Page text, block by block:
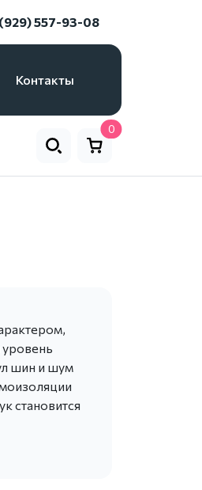
557-93-08
Контакты
0
шин и шум
становится